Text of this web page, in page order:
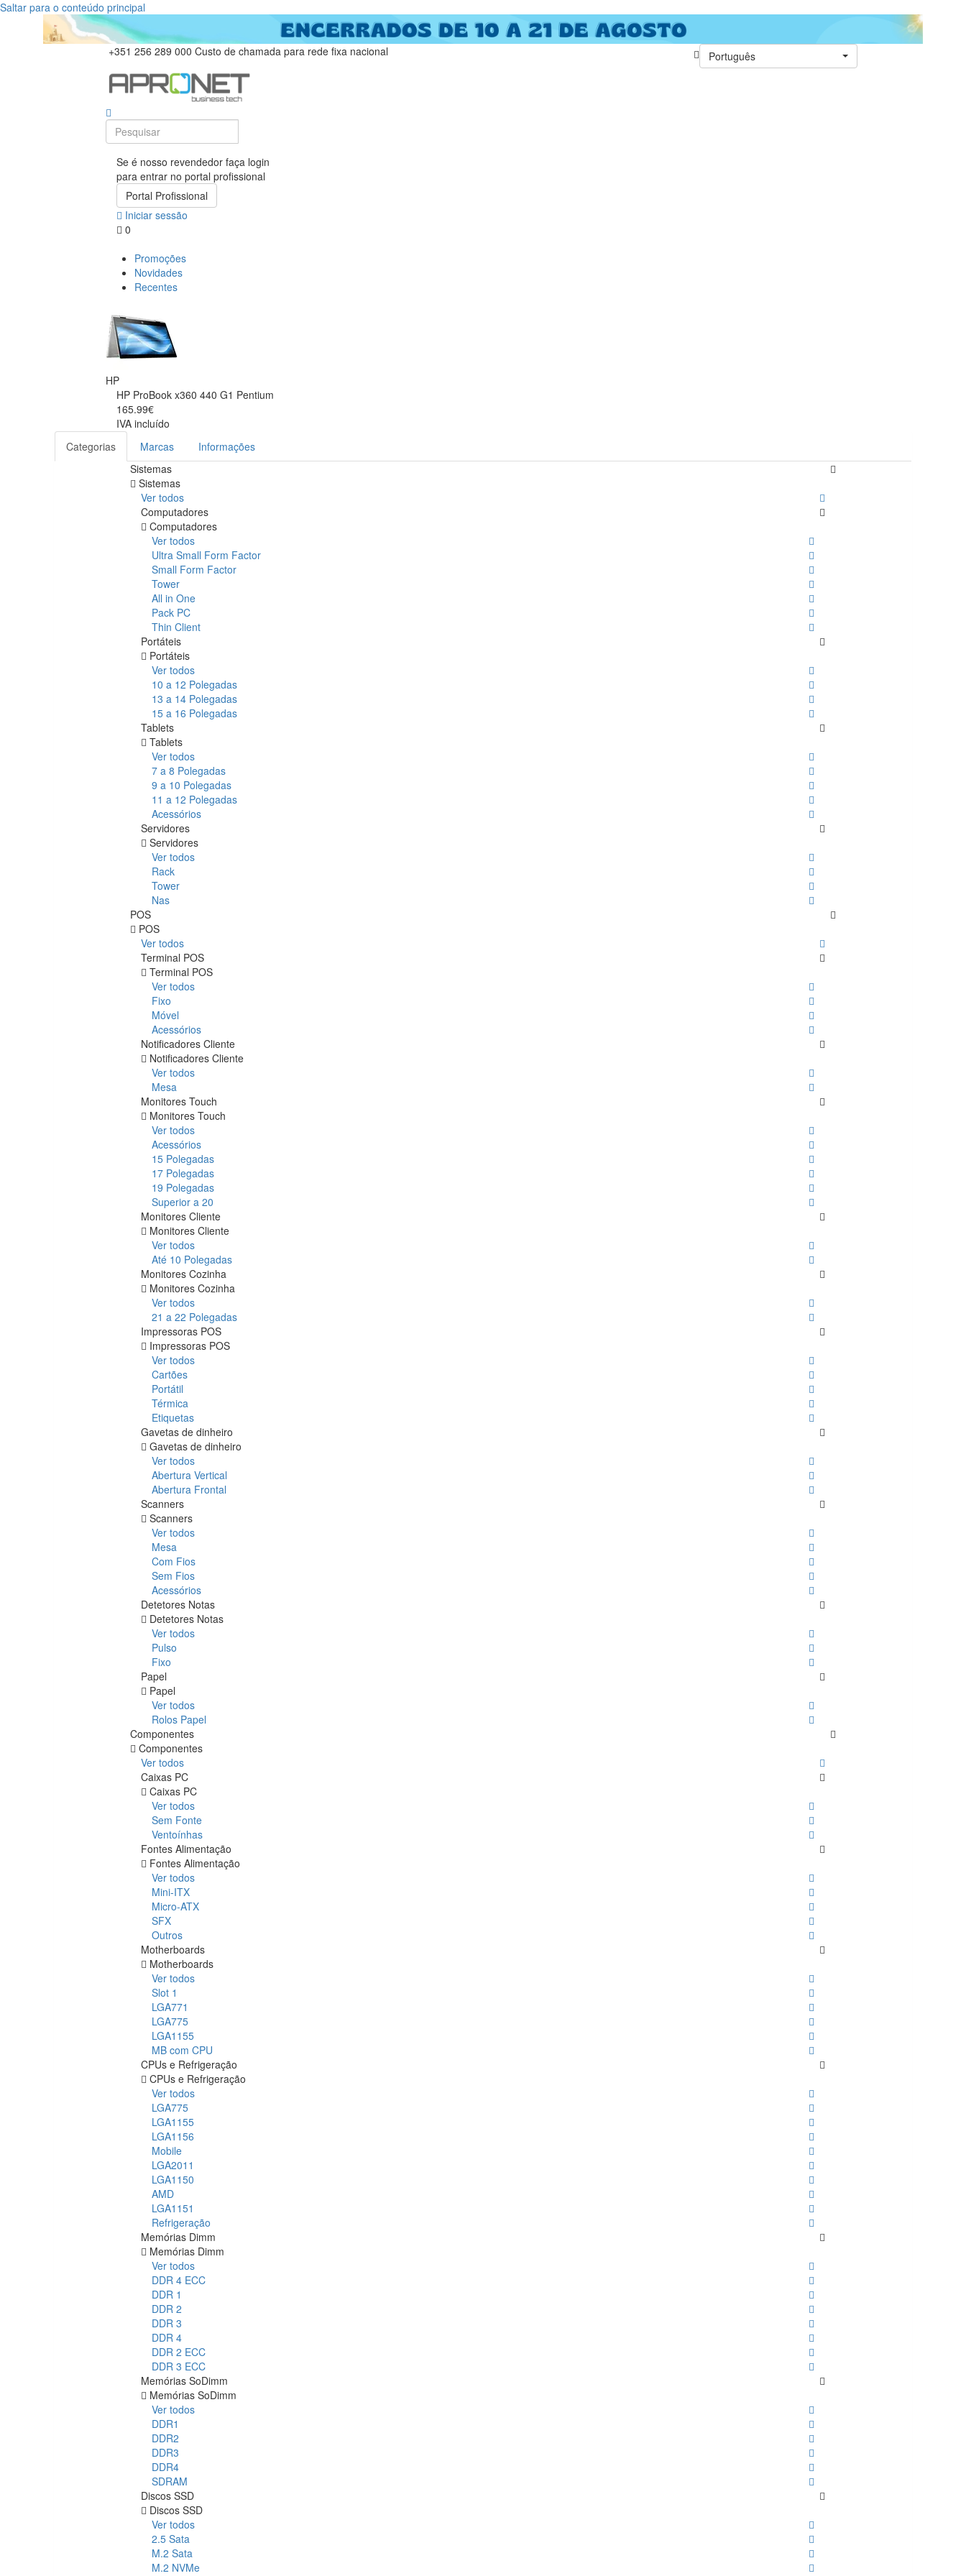
Saltar para o conteúdo principal
+351 256 289 000 Custo de chamada para rede fixa nacional Português
Se é nosso revendedor faça login
para entrar no portal profissional
Portal Profissional
Iniciar sessão
0
Promoções
Novidades
Recentes
HP
HP ProBook x360 440 G1 Pentium
165.99€
IVA incluído
Categorias
Marcas
Informações
Sistemas
Sistemas
Ver todos
Computadores
Computadores
Ver todos
Ultra Small Form Factor
Small Form Factor
Tower
All in One
Pack PC
Thin Client
Portáteis
Portáteis
Ver todos
10 a 12 Polegadas
13 a 14 Polegadas
15 a 16 Polegadas
Tablets
Tablets
Ver todos
7 a 8 Polegadas
9 a 10 Polegadas
11 a 12 Polegadas
Acessórios
Servidores
Servidores
Ver todos
Rack
Tower
Nas
POS
POS
Ver todos
Terminal POS
Terminal POS
Ver todos
Fixo
Móvel
Acessórios
Notificadores Cliente
Notificadores Cliente
Ver todos
Mesa
Monitores Touch
Monitores Touch
Ver todos
Acessórios
15 Polegadas
17 Polegadas
19 Polegadas
Superior a 20
Monitores Cliente
Monitores Cliente
Ver todos
Até 10 Polegadas
Monitores Cozinha
Monitores Cozinha
Ver todos
21 a 22 Polegadas
Impressoras POS
Impressoras POS
Ver todos
Cartões
Portátil
Térmica
Etiquetas
Gavetas de dinheiro
Gavetas de dinheiro
Ver todos
Abertura Vertical
Abertura Frontal
Scanners
Scanners
Ver todos
Mesa
Com Fios
Sem Fios
Acessórios
Detetores Notas
Detetores Notas
Ver todos
Pulso
Fixo
Papel
Papel
Ver todos
Rolos Papel
Componentes
Componentes
Ver todos
Caixas PC
Caixas PC
Ver todos
Sem Fonte
Ventoínhas
Fontes Alimentação
Fontes Alimentação
Ver todos
Mini-ITX
Micro-ATX
SFX
Outros
Motherboards
Motherboards
Ver todos
Slot 1
LGA771
LGA775
LGA1155
MB com CPU
CPUs e Refrigeração
CPUs e Refrigeração
Ver todos
LGA775
LGA1155
LGA1156
Mobile
LGA2011
LGA1150
AMD
LGA1151
Refrigeração
Memórias Dimm
Memórias Dimm
Ver todos
DDR 4 ECC
DDR 1
DDR 2
DDR 3
DDR 4
DDR 2 ECC
DDR 3 ECC
Memórias SoDimm
Memórias SoDimm
Ver todos
DDR1
DDR2
DDR3
DDR4
SDRAM
Discos SSD
Discos SSD
Ver todos
2.5 Sata
M.2 Sata
M.2 NVMe